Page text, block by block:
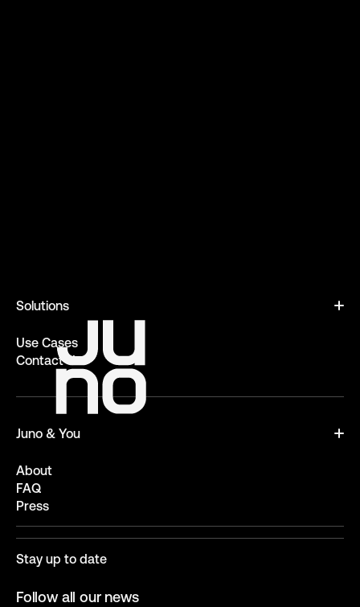
Solutions
Use Cases
Contact Us
Juno & You
About
FAQ
Press
Stay up to date
Follow all our news